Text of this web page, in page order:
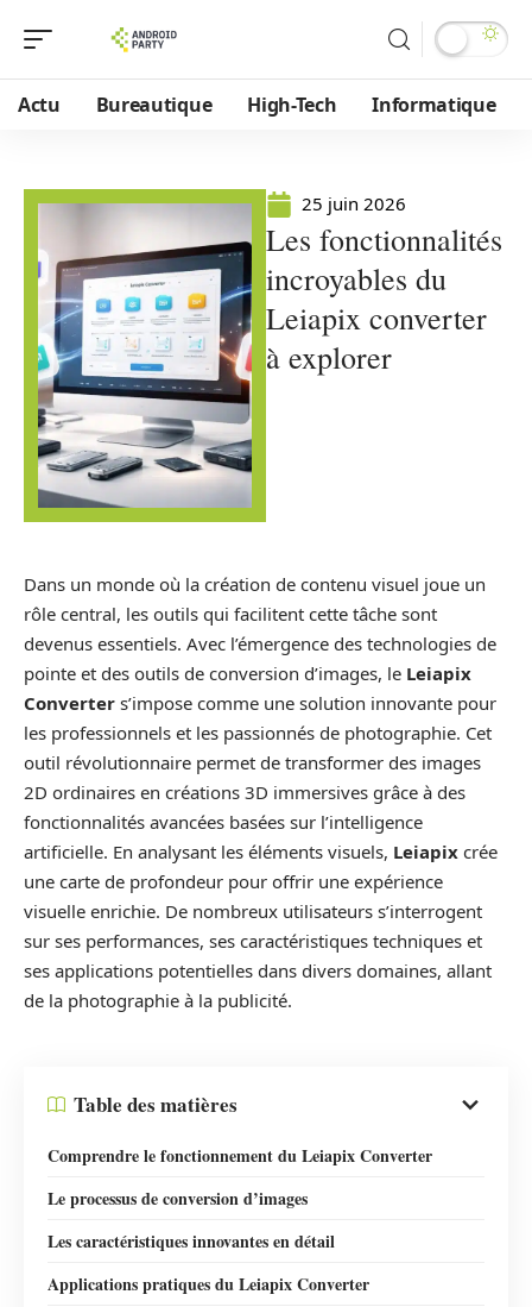
Actu Bureautique High-Tech Informatique
25 juin 2026
Les fonctionnalités
incroyables du
Leiapix converter
à explorer
Dans un monde où la création de contenu visuel joue un
rôle central, les outils qui facilitent cette tâche sont
devenus essentiels. Avec l’émergence des technologies de
pointe et des outils de conversion d’images, le Leiapix
Converter s’impose comme une solution innovante pour
les professionnels et les passionnés de photographie. Cet
outil révolutionnaire permet de transformer des images
2D ordinaires en créations 3D immersives grâce à des
fonctionnalités avancées basées sur l’intelligence
artificielle. En analysant les éléments visuels, Leiapix crée
une carte de profondeur pour offrir une expérience
visuelle enrichie. De nombreux utilisateurs s’interrogent
sur ses performances, ses caractéristiques techniques et
ses applications potentielles dans divers domaines, allant
de la photographie à la publicité.
Table des matières
Comprendre le fonctionnement du Leiapix Converter
Le processus de conversion d’images
Les caractéristiques innovantes en détail
Applications pratiques du Leiapix Converter